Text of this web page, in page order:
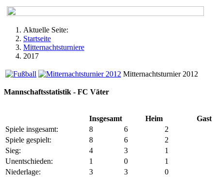
Aktuelle Seite:
Startseite
Mitternachtsturniere
2017
Mitternachtsturnier 2012
Mannschaftsstatistik - FC Väter
Insgesamt Heim
Gast
Spiele insgesamt:
8 6
2
Spiele gespielt:
8 6
2
Sieg:
4 3
1
Unentschieden:
1 0
1
Niederlage:
3 3 0